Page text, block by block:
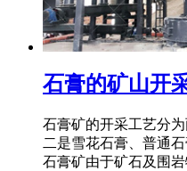
石膏的矿山开
石膏矿的开采工艺分
二是雪花石膏、普通
石膏矿由于矿石及围